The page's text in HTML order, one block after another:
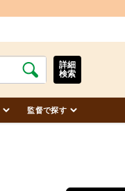
詳細
検索
監督で探す